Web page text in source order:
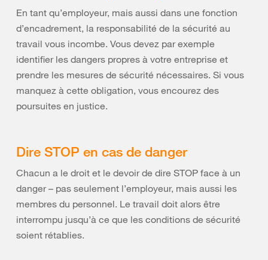
En tant qu’employeur, mais aussi dans une fonction
d’encadrement, la responsabilité de la sécurité au
travail vous incombe. Vous devez par exemple
identifier les dangers propres à votre entreprise et
prendre les mesures de sécurité nécessaires. Si vous
manquez à cette obligation, vous encourez des
poursuites en justice.
Dire STOP en cas de danger
Chacun a le droit et le devoir de dire STOP face à un
danger – pas seulement l’employeur, mais aussi les
membres du personnel. Le travail doit alors être
interrompu jusqu’à ce que les conditions de sécurité
soient rétablies.